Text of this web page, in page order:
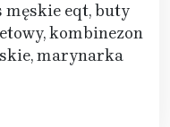
męskie eqt, buty
kombinezon
marynarka